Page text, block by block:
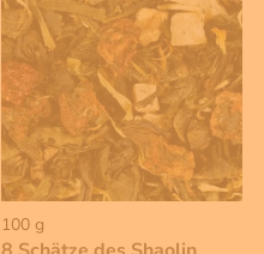
100 g